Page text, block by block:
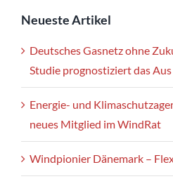
Neueste Artikel
Deutsches Gasnetz ohne
Studie prognostiziert das
Energie- und
neues Mitglied im WindRat
Windpionier Dänemark –